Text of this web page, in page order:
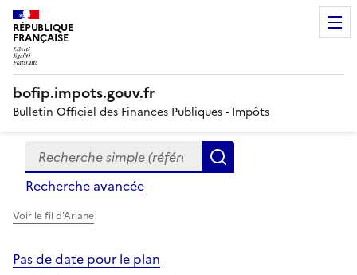
RÉPUBLIQUE
FRANÇAISE
bofip.impots.gouv.fr
Bulletin Officiel des Finances Publiques - Impôts
Formulaire
de
recherche
Recherche simple (références, mots clés, partie du
Recherche avancée
Voir le fil d'Ariane
Pas de date pour le plan